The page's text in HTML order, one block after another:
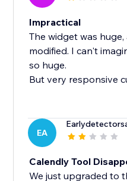
Impractical
The widget was
modified. I can't
so huge.
But very responsive
EA
Calendly Tool
We just upgraded to